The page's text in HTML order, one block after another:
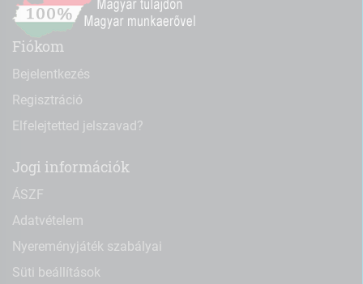
Fiókom
Bejelentkezés
Regisztráció
Elfelejtetted jelszavad?
Jogi információk
ÁSZF
Adatvételem
Nyereményjáték szabályai
Süti beállítások